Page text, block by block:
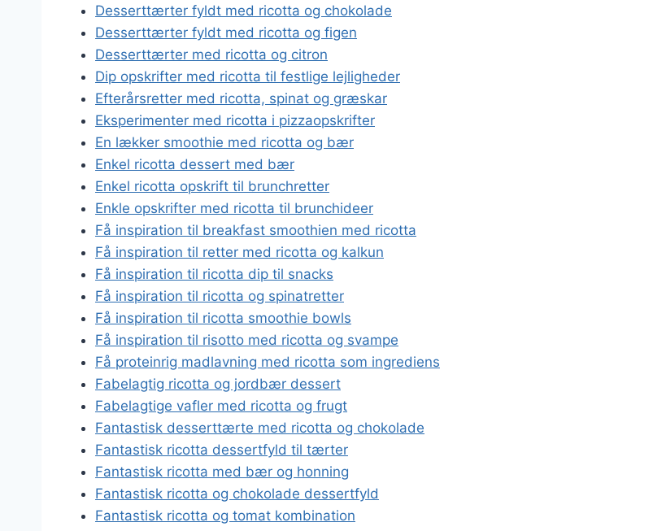
Desserttærter fyldt med ricotta og chokolade
Desserttærter fyldt med ricotta og figen
Desserttærter med ricotta og citron
Dip opskrifter med ricotta til festlige lejligheder
Efterårsretter med ricotta, spinat og græskar
Eksperimenter med ricotta i pizzaopskrifter
En lækker smoothie med ricotta og bær
Enkel ricotta dessert med bær
Enkel ricotta opskrift til brunchretter
Enkle opskrifter med ricotta til brunchideer
Få inspiration til breakfast smoothien med ricotta
Få inspiration til retter med ricotta og kalkun
Få inspiration til ricotta dip til snacks
Få inspiration til ricotta og spinatretter
Få inspiration til ricotta smoothie bowls
Få inspiration til risotto med ricotta og svampe
Få proteinrig madlavning med ricotta som ingrediens
Fabelagtig ricotta og jordbær dessert
Fabelagtige vafler med ricotta og frugt
Fantastisk desserttærte med ricotta og chokolade
Fantastisk ricotta dessertfyld til tærter
Fantastisk ricotta med bær og honning
Fantastisk ricotta og chokolade dessertfyld
Fantastisk ricotta og tomat kombination